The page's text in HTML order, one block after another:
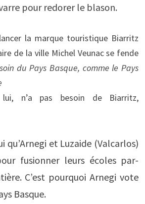
pour redorer le blason.
la marque touristique Biarritz
de la ville Michel Veunac se fende
du Pays Basque, comme le Pays
lui, n’a pas besoin de Biarritz,
et Luzaide (Valcarlos)
fusionner leurs écoles par-
C’est pourquoi Arnegi vote
Basque.